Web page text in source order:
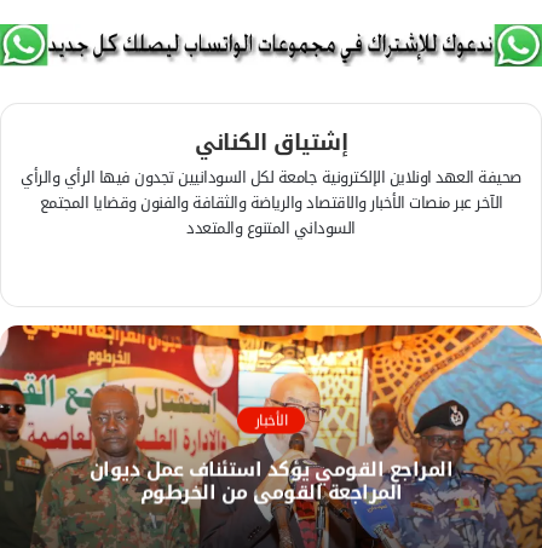
إشتياق الكناني
صحيفة العهد اونلاين الإلكترونية جامعة لكل السودانيين تجدون فيها الرأي والرأي
الآخر عبر منصات الأخبار والاقتصاد والرياضة والثقافة والفنون وقضايا المجتمع
السوداني المتنوع والمتعدد
م
و
ق
ع
ا
ل
و
ي
ب
س
ب
و
ك الأخبار
المراجع القومي يؤكد استئناف عمل ديوان
المراجعة القومي من الخرطوم